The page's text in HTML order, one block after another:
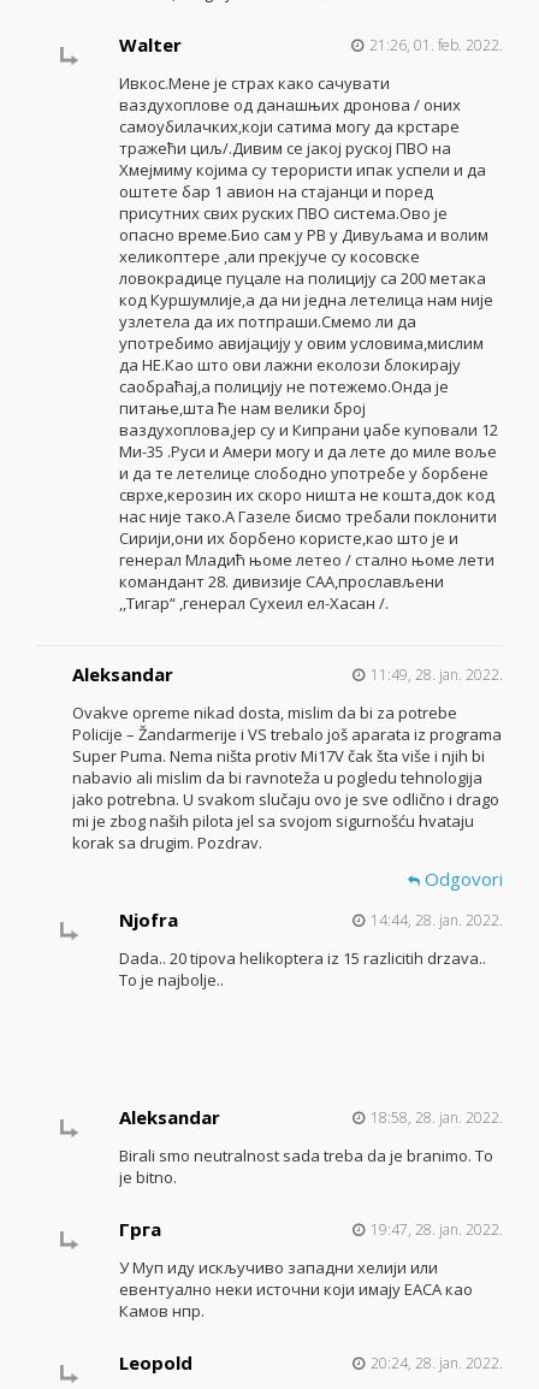
Walter 21:26, 01. feb. 2022.
Ивкос.Мене је страх како сачувати
ваздухоплове од данашњих дронова / оних
самоубилачких,који сатима могу да крстаре
тражећи циљ/.Дивим се јакој руској ПВО на
Хмејмиму којима су терористи ипак успели и да
оштете бар 1 авион на стајанци и поред
присутних свих руских ПВО система.Ово је
опасно време.Био сам у РВ у Дивуљама и волим
хеликоптере ,али прекјуче су косовске
ловокрадице пуцале на полицију са 200 метака
код Куршумлије,а да ни једна летелица нам није
узлетела да их потпраши.Смемо ли да
употребимо авијацију у овим условима,мислим
да НЕ.Као што ови лажни еколози блокирају
саобраћај,а полицију не потежемо.Онда је
питање,шта ће нам велики број
ваздухоплова,јер су и Кипрани џабе куповали 12
Ми-35 .Руси и Амери могу и да лете до миле воље
и да те летелице слободно употребе у борбене
сврхе,керозин их скоро ништа не кошта,док код
нас није тако.А Газеле бисмо требали поклонити
Сирији,они их борбено користе,као што је и
генерал Младић њоме летео / стално њоме лети
командант 28. дивизије САА,прослављени
,,Тигар“ ,генерал Сухеил ел-Хасан /.
Aleksandar 11:49, 28. jan. 2022.
Ovakve opreme nikad dosta, mislim da bi za potrebe
Policije – Žandarmerije i VS trebalo još aparata iz programa
Super Puma. Nema ništa protiv Mi17V čak šta više i njih bi
nabavio ali mislim da bi ravnoteža u pogledu tehnologija
jako potrebna. U svakom slučaju ovo je sve odlično i drago
mi je zbog naših pilota jel sa svojom sigurnošću hvataju
korak sa drugim. Pozdrav.
Odgovori
Njofra
14:44, 28. jan. 2022.
Dada.. 20 tipova helikoptera iz 15 razlicitih drzava..
To je najbolje..
Aleksandar 18:58, 28. jan. 2022.
Birali smo neutralnost sada treba da je branimo. To
je bitno.
Грга 19:47, 28. jan. 2022.
У Муп иду искључиво западни хелији или
евентуално неки источни који имају ЕАСА као
Камов нпр.
Leopold 20:24, 28. jan. 2022.